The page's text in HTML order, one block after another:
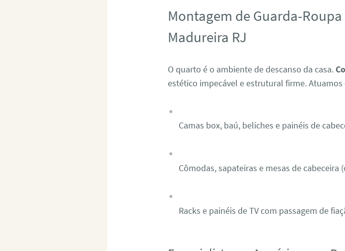
Montagem de Guarda-
Madureira RJ
O quarto é o ambiente de descanso da casa.
estético impecável e estrutural firme.
Camas box, baú, beliches e painéis de
Cômodas, sapateiras e mesas de cabeceira
Racks e painéis de TV com passagem de